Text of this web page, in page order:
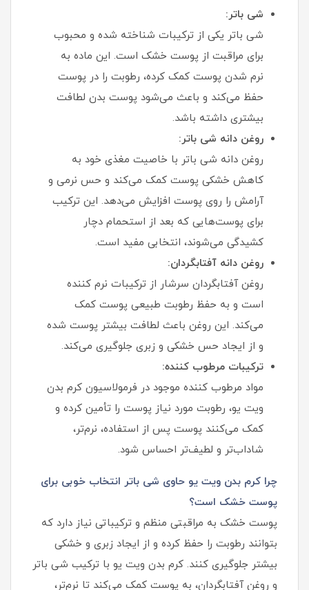
شی باتر:
شی باتر یکی از ترکیبات شناخته‌ شده و محبوب
برای مراقبت از پوست خشک است. این ماده به
نرم شدن پوست کمک کرده، رطوبت را در پوست
حفظ می‌کند و باعث می‌شود پوست بدن لطافت
بیشتری داشته باشد.
روغن دانه شی باتر:
روغن دانه شی باتر با خاصیت مغذی خود به
کاهش خشکی پوست کمک می‌کند و حس نرمی و
آرامش را روی پوست افزایش می‌دهد. این ترکیب
برای پوست‌هایی که بعد از استحمام دچار
کشیدگی می‌شوند، انتخابی مفید است.
روغن دانه آفتابگردان:
روغن آفتابگردان سرشار از ترکیبات نرم‌ کننده
است و به حفظ رطوبت طبیعی پوست کمک
می‌کند. این روغن باعث لطافت بیشتر پوست شده
و از ایجاد حس خشکی و زبری جلوگیری می‌کند.
ترکیبات مرطوب‌ کننده:
مواد مرطوب‌ کننده موجود در فرمولاسیون کرم بدن
ویت یو، رطوبت مورد نیاز پوست را تأمین کرده و
کمک می‌کنند پوست پس از استفاده، نرم‌تر،
شاداب‌تر و لطیف‌تر احساس شود.
چرا کرم بدن ویت یو حاوی شی باتر انتخاب خوبی برای
پوست خشک است؟
پوست خشک به مراقبتی منظم و ترکیباتی نیاز دارد که
بتوانند رطوبت را حفظ کرده و از ایجاد زبری و خشکی
بیشتر جلوگیری کنند. کرم بدن ویت یو با ترکیب شی باتر
و روغن آفتابگردان، به پوست کمک می‌کند تا نرم‌تر،